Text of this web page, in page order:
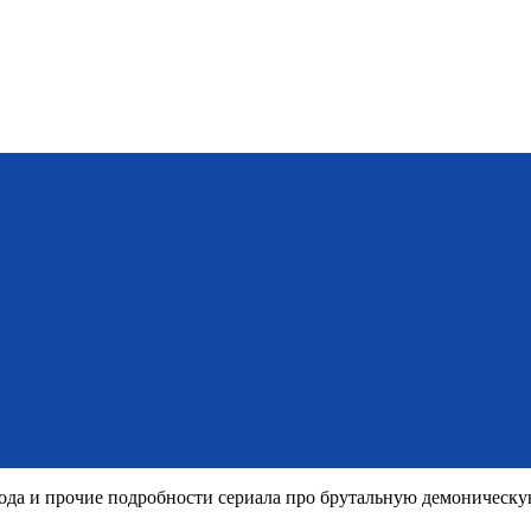
и прочие подробности сериала про брутальную